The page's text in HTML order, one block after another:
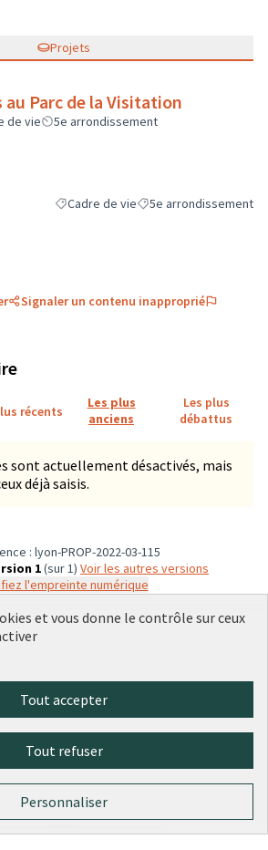
Projets
au Parc de la Visitation
de vie 5e arrondissement
Filtrer les résultats de la catégorie :
Cadre de vieFiltrer les résultats
5e arrondissement
Signaler un contenu inapproprié
récents
Les plus
anciens
Les plus
débattus
sont actuellement désactivés, mais
déjà saisis.
: lyon-PROP-2022-03-115
1(sur 1)
voir les autres versions
l'empreinte numérique
externe)
Politics
(Lien externe)
grâce au
Licence
(Lien
et vous donne le contrôle sur ceux
Tout accepter
Tout refuser
Personnaliser